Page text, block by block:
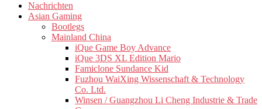
Nachrichten
Asian Gaming
Bootlegs
Mainland China
iQue Game Boy Advance
iQue 3DS XL Edition Mario
Famiclone Sundance Kid
Fuzhou WaiXing Wissenschaft & Technology
Co. Ltd.
Winsen / Guangzhou Li Cheng Industrie & Trade